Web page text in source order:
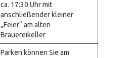
ca. 17:30 Uhr mit
anschließender kleiner
„Feier“ am alten
Brauereikeller
Parken können Sie am